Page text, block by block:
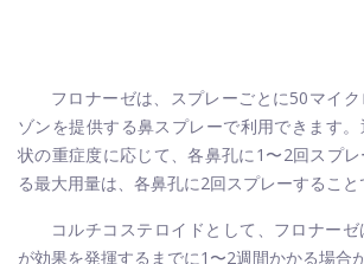
フロナーゼは、スプレーごとに50マイ
ゾンを提供する鼻スプレーで利用できます
状の重症度に応じて、各鼻孔に1〜2回スプ
る最大用量は、各鼻孔に2回スプレーすること
コルチコステロイドとして、フロナー
が効果を発揮するまでに1〜2週間かかる場合